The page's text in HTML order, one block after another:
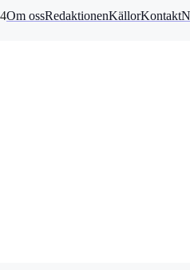
Om ossRedaktionenKällorKontakt